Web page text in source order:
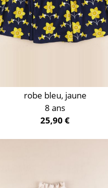
robe bleu, jaune
8 ans
25,90 €